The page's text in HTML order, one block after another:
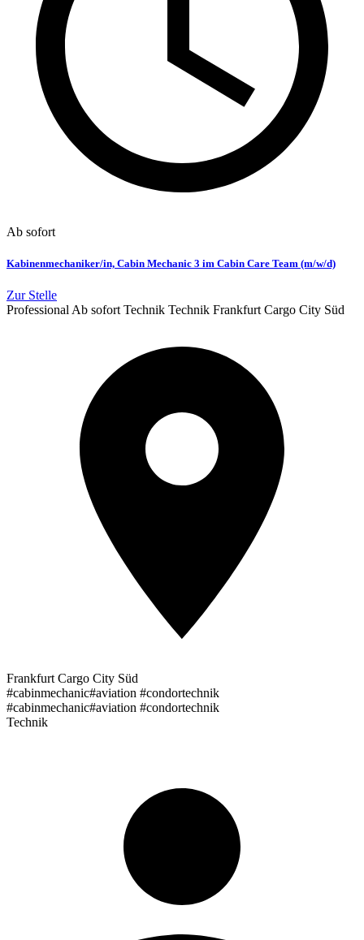
Ab sofort
Kabinenmechaniker/in, Cabin Mechanic 3 im Cabin Care Team (m/w/d)
Zur Stelle
ProfessionalAb sofort Technik Technik Frankfurt Cargo City Süd
Frankfurt Cargo City Süd
#cabinmechanic#aviation #condortechnik
#cabinmechanic#aviation #condortechnik
Technik